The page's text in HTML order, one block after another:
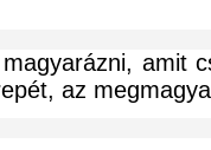
amit
az